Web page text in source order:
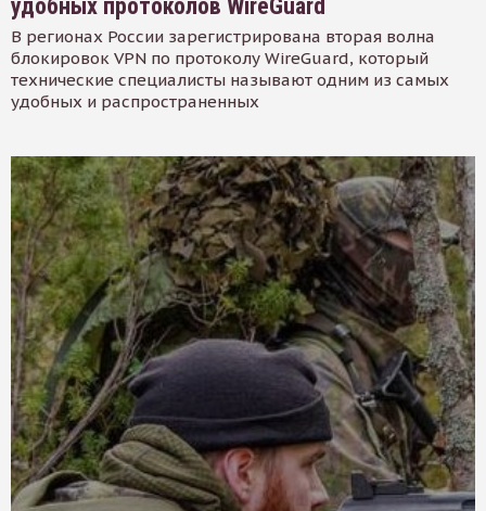
удобных протоколов WireGuard
В регионах России зарегистрирована вторая волна
блокировок VPN по протоколу WireGuard, который
технические специалисты называют одним из самых
удобных и распространенных